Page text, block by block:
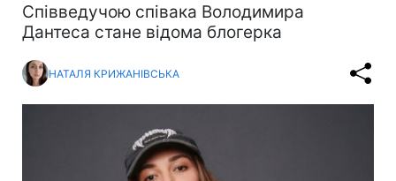
Співведучою співака Володимира
Дантеса стане відома блогерка
НАТАЛЯ КРИЖАНІВСЬКА